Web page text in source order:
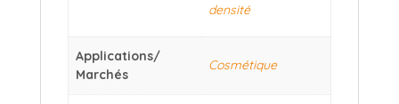
densité
Applications/
Marchés
Cosmétique